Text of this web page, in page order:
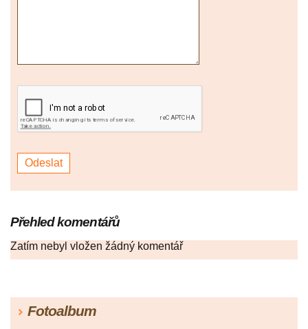
Přehled komentářů
Zatím nebyl vložen žádný komentář
Fotoalbum